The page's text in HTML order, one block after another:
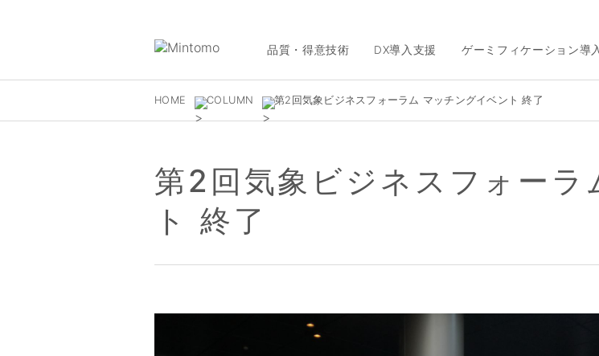
品質・得意技術 DX導入支援 ゲーミフィケーション導
HOME COLUMN 第2回気象ビジネスフォーラム マッチングイベント 終了
第2回気象ビジネスフォーラ
ト 終了